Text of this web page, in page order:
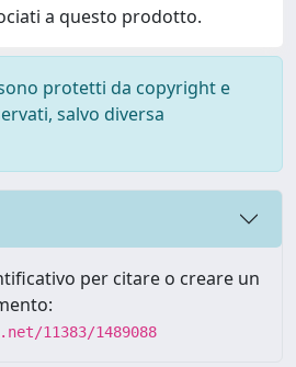
a questo prodotto.
protetti da copyright e
salvo diversa
per citare o creare un
11383/1489088